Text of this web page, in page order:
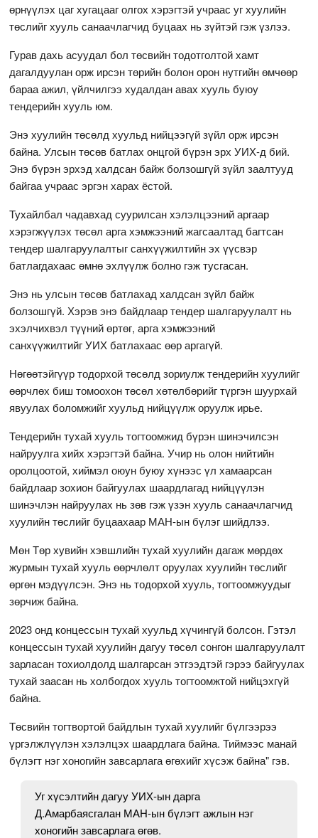
өрнүүлэх цаг хугацааг олгох хэрэгтэй учраас уг хуулийн
төслийг хууль санаачлагчид буцаах нь зүйтэй гэж үзлээ.
Гурав дахь асуудал бол төсвийн тодотголтой хамт
дагалдуулан орж ирсэн төрийн болон орон нутгийн өмчөөр
бараа ажил, үйлчилгээ худалдан авах хууль буюу
тендерийн хууль юм.
Энэ хуулийн төсөлд хуульд нийцээгүй зүйл орж ирсэн
байна. Улсын төсөв батлах онцгой бүрэн эрх УИХ-д бий.
Энэ бүрэн эрхэд халдсан байж болзошгүй зүйл заалтууд
байгаа учраас эргэн харах ёстой.
Тухайлбал чадавхад суурилсан хэлэлцээний аргаар
хэрэгжүүлэх төсөл арга хэмжээний жагсаалтад багтсан
тендер шалгаруулалтыг санхүүжилтийн эх үүсвэр
батлагдахаас өмнө эхлүүлж болно гэж тусгасан.
Энэ нь улсын төсөв батлахад халдсан зүйл байж
болзошгүй. Хэрэв энэ байдлаар тендер шалгаруулалт нь
эхэлчихвэл түүний өртөг, арга хэмжээний
санхүүжилтийг УИХ батлахаас өөр аргагүй.
Нөгөөтэйгүүр тодорхой төсөлд зориулж тендерийн хуулийг
өөрчлөх биш томоохон төсөл хөтөлбөрийг түргэн шуурхай
явуулах боломжийг хуульд нийцүүлж оруулж ирье.
Тендерийн тухай хууль тогтоомжид бүрэн шинэчилсэн
найруулга хийх хэрэгтэй байна. Учир нь олон нийтийн
оролцоотой, хиймэл оюун буюу хүнээс үл хамаарсан
байдлаар зохион байгуулах шаардлагад нийцүүлэн
шинэчлэн найруулах нь зөв гэж үзэн хууль санаачлагчид
хуулийн төслийг буцаахаар МАН-ын бүлэг шийдлээ.
Мөн Төр хувийн хэвшлийн тухай хуулийн дагаж мөрдөх
журмын тухай хууль өөрчлөлт оруулах хуулийн төслийг
өргөн мэдүүлсэн. Энэ нь тодорхой хууль, тогтоомжуудыг
зөрчиж байна.
2023 онд концессын тухай хуульд хүчингүй болсон. Гэтэл
концессын тухай хуулийн дагуу төсөл сонгон шалгаруулалт
зарласан тохиолдолд шалгарсан этгээдтэй гэрээ байгуулах
тухай заасан нь холбогдох хууль тогтоомжтой нийцэхгүй
байна.
Төсвийн тогтвортой байдлын тухай хуулийг бүлгээрээ
үргэлжлүүлэн хэлэлцэх шаардлага байна. Тиймээс манай
бүлэгт нэг хоногийн завсарлага өгөхийг хүсэж байна" гэв.
Уг хүсэлтийн дагуу УИХ-ын дарга
Д.Амарбаясгалан МАН-ын бүлэгт ажлын нэг
хоногийн завсарлага өгөв.